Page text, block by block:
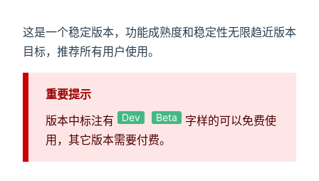
这是一个稳定版本，功能成熟度和稳定性无限趋近版本
目标，推荐所有用户使用。
重要提示
版本中标注有
Dev Beta
字样的可以免费使
用，其它版本需要付费。